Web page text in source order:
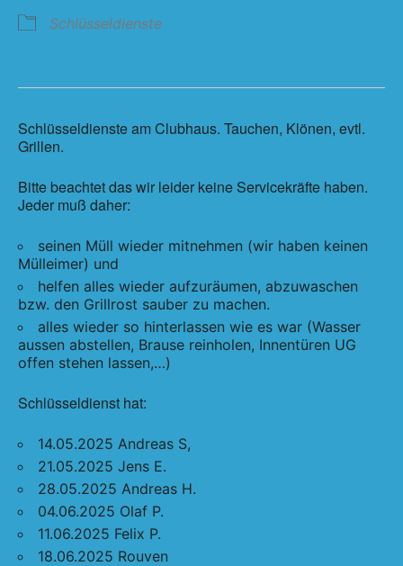
Schlüsseldienste
Schlüsseldienste am Clubhaus. Tauchen, Klönen, evtl.
Grillen.
Bitte beachtet das wir leider keine Servicekräfte haben.
Jeder muß daher:
seinen Müll wieder mitnehmen (wir haben keinen
Mülleimer) und
helfen alles wieder aufzuräumen, abzuwaschen
bzw. den Grillrost sauber zu machen.
alles wieder so hinterlassen wie es war (Wasser
aussen abstellen, Brause reinholen, Innentüren UG
offen stehen lassen,…)
Schlüsseldienst hat:
14.05.2025 Andreas S,
21.05.2025 Jens E.
28.05.2025 Andreas H.
04.06.2025 Olaf P.
11.06.2025 Felix P.
18.06.2025 Rouven